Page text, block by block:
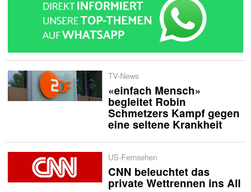
TV-News
«einfach Mensch»
begleitet Robin
Schmetzers Kampf gegen
eine seltene Krankheit
US-Fernsehen
CNN beleuchtet das
private Wettrennen ins All